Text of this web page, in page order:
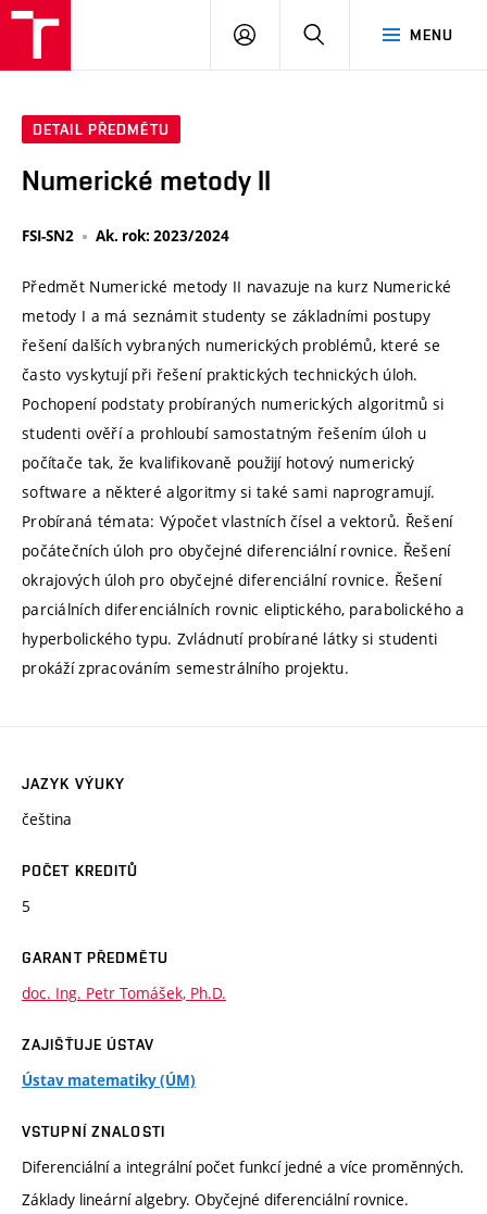
MENU
PŘIHLÁSIT
DETAIL PŘEDMĚTU
Numerické metody II
FSI-SN2 Ak. rok: 2023/2024
Předmět Numerické metody II navazuje na kurz Numerické
metody I a má seznámit studenty se základními postupy
řešení dalších vybraných numerických problémů, které se
často vyskytují při řešení praktických technických úloh.
Pochopení podstaty probíraných numerických algoritmů si
studenti ověří a prohloubí samostatným řešením úloh u
počítače tak, že kvalifikovaně použijí hotový numerický
software a některé algoritmy si také sami naprogramují.
Probíraná témata: Výpočet vlastních čísel a vektorů. Řešení
počátečních úloh pro obyčejné diferenciální rovnice. Řešení
okrajových úloh pro obyčejné diferenciální rovnice. Řešení
parciálních diferenciálních rovnic eliptického, parabolického a
hyperbolického typu. Zvládnutí probírané látky si studenti
prokáží zpracováním semestrálního projektu.
JAZYK VÝUKY
čeština
POČET KREDITŮ
5
GARANT PŘEDMĚTU
doc. Ing. Petr Tomášek, Ph.D.
ZAJIŠŤUJE ÚSTAV
Ústav matematiky (ÚM)
VSTUPNÍ ZNALOSTI
Diferenciální a integrální počet funkcí jedné a více proměnných.
Základy lineární algebry. Obyčejné diferenciální rovnice.